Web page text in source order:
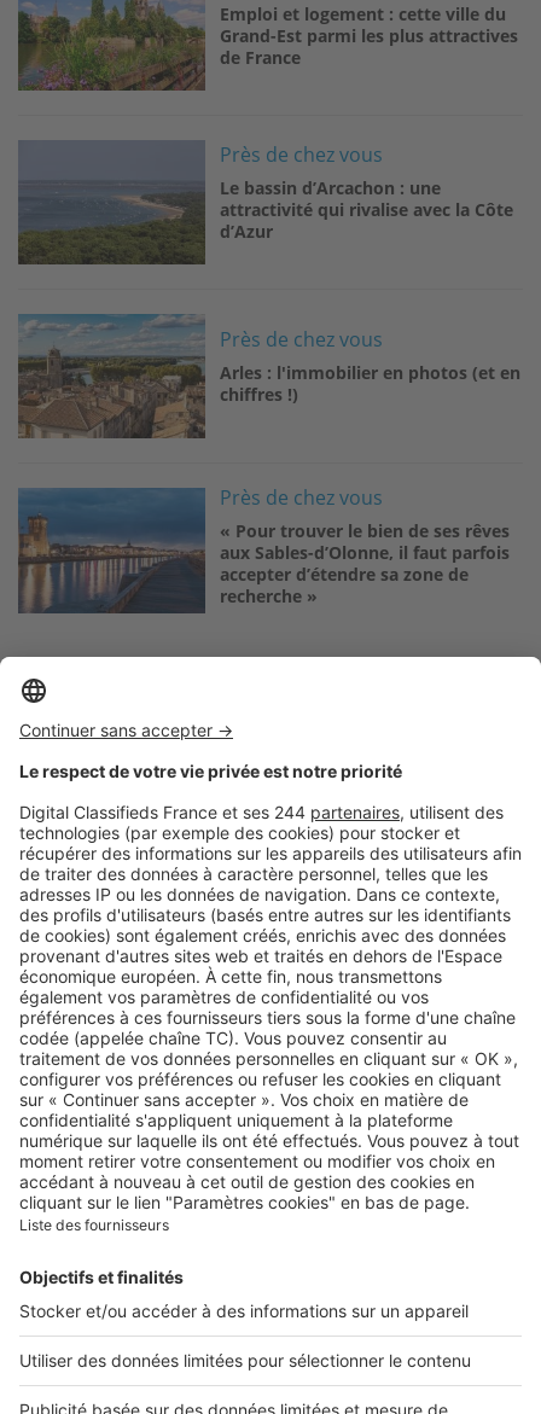
Emploi et logement : cette ville du
Grand-Est parmi les plus attractives
de France
Près de chez vous
Le bassin d’Arcachon : une
attractivité qui rivalise avec la Côte
d’Azur
Image
Près de chez vous
Arles : l'immobilier en photos (et en
chiffres !)
Image Près de chez vous
« Pour trouver le bien de ses rêves
aux Sables-d’Olonne, il faut parfois
accepter d’étendre sa zone de
recherche »
Logic-Immo c’est aussi …
Retrouvez-nous sur …
A propos
Qui sommes-nous ?
Contacter le service client
Nous rejoindre
Presse
Nos applications
Découvrez nos applications